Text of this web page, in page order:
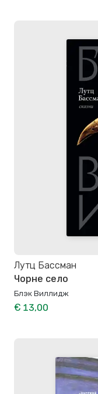
Лутц Бассман
Чорне село
Блэк Виллидж
€ 13,00